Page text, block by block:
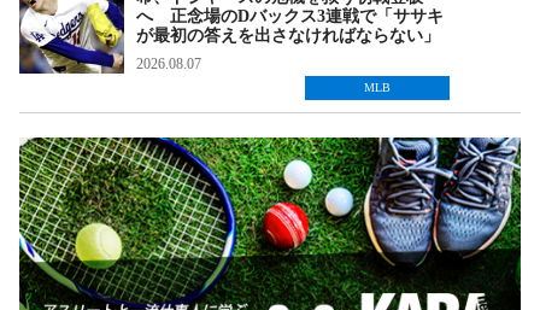
へ 正念場のDバックス3連戦で「ササキ
が最初の答えを出さなければならない」
2026.08.07
MLB